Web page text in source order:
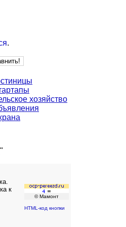
.
хозяйство
"
© Мамонт
HTML-код кнопки
к